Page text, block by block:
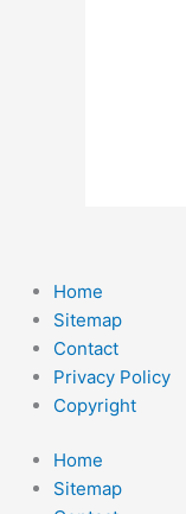
Home
Sitemap
Contact
Privacy Policy
Copyright
Home
Sitemap